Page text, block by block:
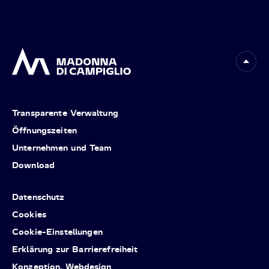
Transparente Verwaltung
Öffnungszeiten
Unternehmen und Team
Download
Datenschutz
Cookies
Cookie-Einstellungen
Erklärung zur Barrierefreiheit
Konzeption, Webdesign